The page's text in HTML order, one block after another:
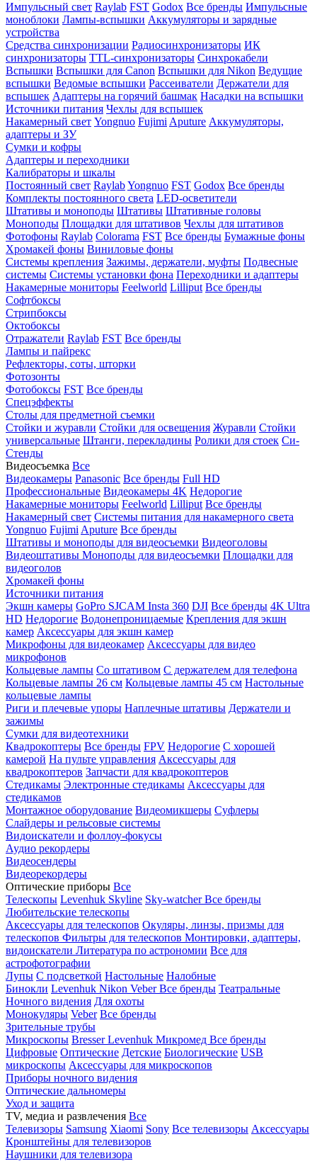
Импульсный свет Raylab FST Godox Все бренды Импульсные
моноблоки Лампы-вспышки Аккумуляторы и зарядные
устройства
Средства синхронизации Радиосинхронизаторы ИК
синхронизаторы TTL-синхронизаторы Синхрокабели
Вспышки Вспышки для Canon Вспышки для Nikon Ведущие
вспышки Ведомые вспышки Рассеиватели Держатели для
вспышек Адаптеры на горячий башмак Насадки на вспышки
Источники питания Чехлы для вспышек
Накамерный свет Yongnuo Fujimi Aputure Аккумуляторы,
адаптеры и ЗУ
Сумки и кофры
Адаптеры и переходники
Калибраторы и шкалы
Постоянный свет RaylabYongnuo FST Godox Все бренды
Комплекты постоянного света LED-осветители
Штативы и моноподы Штативы Штативные головы
Моноподы Площадки для штативов Чехлы для штативов
Фотофоны Raylab Colorama FST Все бренды Бумажные фоны
Хромакей фоны Виниловые фоны
Системы крепления Зажимы, держатели, муфты Подвесные
системы Системы установки фона Переходники и адаптеры
Накамерные мониторы Feelworld Lilliput Все бренды
Софтбоксы
Стрипбоксы
Октобоксы
Отражатели Raylab FST Все бренды
Лампы и пайрекс
Рефлекторы, соты, шторки
Фотозонты
Фотобоксы FST Все бренды
Спецэффекты
Столы для предметной съемки
Стойки и журавли Стойки для освещения Журавли Стойки
универсальные Штанги, перекладины Ролики для стоек Си-
Стенды
Видеосъемка Все
Видеокамеры Panasonic Все бренды Full HD
Профессиональные Видеокамеры 4K Недорогие
Накамерные мониторы Feelworld Lilliput Все бренды
Накамерный свет Системы питания для накамерного света
Yongnuo Fujimi Aputure Все бренды
Штативы и моноподы для видеосъемки Видеоголовы
Видеоштативы Моноподы для видеосъемки Площадки для
видеоголов
Хромакей фоны
Источники питания
Экшн камеры GoPro SJCAM Insta 360 DJI Все бренды 4K Ultra
HD Недорогие Водонепроницаемые Крепления для экшн
камер Аксессуары для экшн камер
Микрофоны для видеокамер Аксессуары для видео
микрофонов
Кольцевые лампы Со штативом C держателем для телефона
Кольцевые лампы 26 см Кольцевые лампы 45 см Настольные
кольцевые лампы
Риги и плечевые упоры Наплечные штативы Держатели и
зажимы
Сумки для видеотехники
Квадрокоптеры Все бренды FPV Недорогие С хорошей
камерой На пульте управления Аксессуары для
квадрокоптеров Запчасти для квадрокоптеров
Стедикамы Электронные стедикамы Аксессуары для
стедикамов
Монтажное оборудование Видеомикшеры Суфлеры
Слайдеры и рельсовые системы
Видоискатели и фоллоу-фокусы
Аудио рекордеры
Видеосендеры
Видеорекордеры
Оптические приборы Все
Телескопы Levenhuk Skyline Sky-watcherВсе бренды
Любительские телескопы
Аксессуары для телескопов Окуляры, линзы, призмы для
телескопов Фильтры для телескопов Монтировки, адаптеры,
видоискатели Литература по астрономии Все для
астрофотографии
Лупы С подсветкой Настольные Налобные
Бинокли Levenhuk Nikon VeberВсе бренды Театральные
Ночного видения Для охоты
Монокуляры Veber Все бренды
Зрительные трубы
Микроскопы BresserLevenhuk Микромед Все бренды
Цифровые Оптические Детские Биологические USB
микроскопы Аксессуары для микроскопов
Приборы ночного видения
Оптические дальномеры
Уход и защита
TV, медиа и развлечения Все
Телевизоры Samsung Xiaomi Sony Все телевизоры Аксессуары
Кронштейны для телевизоров
Наушники для телевизора